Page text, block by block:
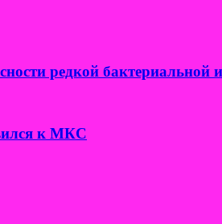
редкой бактериальной
к МКС